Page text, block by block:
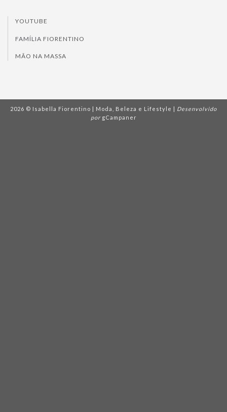
YOUTUBE
FAMÍLIA FIORENTINO
MÃO NA MASSA
2026 © Isabella Fiorentino | Moda, Beleza e Lifestyle | Desenvolvido
por gCampaner